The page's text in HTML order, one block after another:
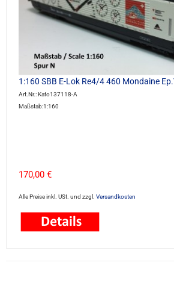
1:160 SBB E-Lok Re4/4 460 Mondaine
Art.Nr.: Kato137118-A
Maßstab:1:160
170,00 €
Alle Preise inkl. USt. und zzgl. Versandkosten